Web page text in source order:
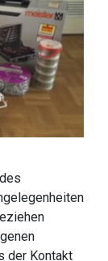
der Kontakt